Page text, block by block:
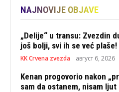
NAJNOVIJE OBJAVE
„Delije“ u transu: Zvezdin
još bolji, svi ih se već plaše!
KK Crvena zvezda август 6, 2026
Kenan progovorio nakon
sam da ostanem, nisam ljut